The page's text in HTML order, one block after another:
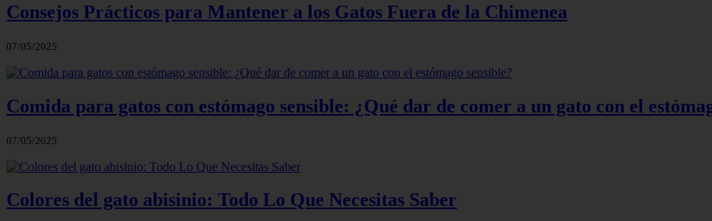
Consejos Prácticos para Mantener a los Gatos Fuera de la Chimenea
07/05/2025
Comida para gatos con estómago sensible: ¿Qué dar de comer a un gato con el
07/05/2025
Colores del gato abisinio: Todo Lo Que Necesitas Saber